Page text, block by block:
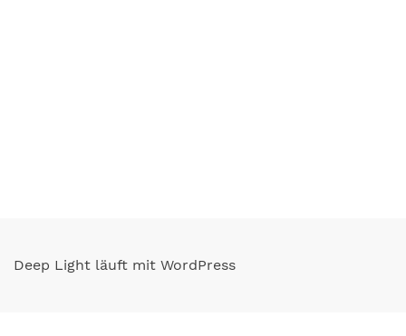
Deep Light läuft mit WordPress